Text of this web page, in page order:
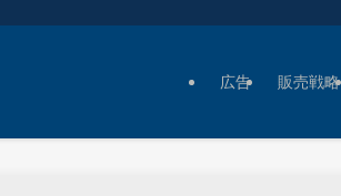
広告 販売戦略